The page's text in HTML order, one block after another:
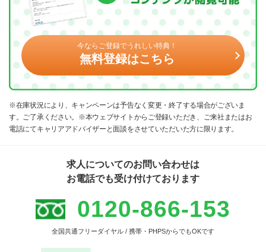
今ならご登録でうれしい特典！
無料登録はこちら
※在庫状況により、キャンペーンは予告なく変更・終了する場合がございま
す。ご了承ください。※本ウェブサイトからご登録いただき、ご来社またはお
電話にてキャリアアドバイザーと面談をさせていただいた方に限ります。
求人についてのお問い合わせは
お電話でも受け付けております
0120-866-153
全国共通フリーダイヤル / 携帯・PHPSからでもOKです